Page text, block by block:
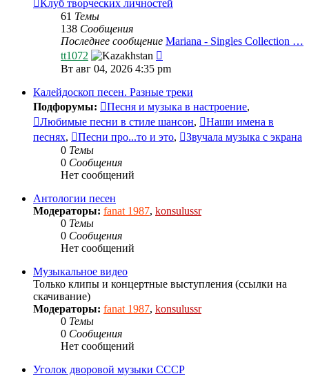
Клуб творческих личностей
61 Темы
138 Сообщения
Последнее сообщение Mariana - Singles Collection …
tt1072
к
сообщению
Вт авг 04, 2026 4:35 pm
Калейдоскоп песен. Разные треки
Подфорумы:
Песня и музыка в настроение,
Любимые песни в стиле шансон,
Наши имена в
песнях, Песни про...то и это,
Звучала музыка с экрана
0 Темы
0 Сообщения
Нет сообщений
Антологии песен
Модераторы: fanat 1987, konsulussr
0 Темы
0 Сообщения
Нет сообщений
Музыкальное видео
Только клипы и концертные выступления (ссылки на
скачивание)
Модераторы: fanat 1987, konsulussr
0 Темы
0 Сообщения
Нет сообщений
Уголок дворовой музыки СССР